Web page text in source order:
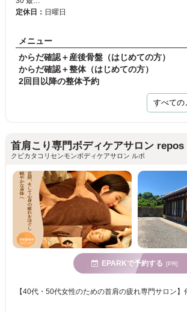
定休日： 日曜日
メニュー
からだ確認＋産後骨盤（はじめての方）
からだ確認＋整体（はじめての方）
2回目以降の整体予約
すべての
首肩こり専門ボディケアサロン repos
クビカタコリセンモンボディケアサロン ルポ
EPARKで予約する [PR]